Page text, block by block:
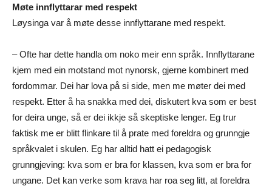
Møte innflyttarar med respekt
Løysinga var å møte desse innflyttarane med respekt.
– Ofte har dette handla om noko meir enn språk. Innflyttarane
kjem med ein motstand mot nynorsk, gjerne kombinert med
fordommar. Dei har lova på si side, men me møter dei med
respekt. Etter å ha snakka med dei, diskutert kva som er best
for deira unge, så er dei ikkje så skeptiske lenger. Eg trur
faktisk me er blitt flinkare til å prate med foreldra og grunngje
språkvalet i skulen. Eg har alltid hatt ei pedagogisk
grunngjeving: kva som er bra for klassen, kva som er bra for
ungane. Det kan verke som krava har roa seg litt, at foreldra